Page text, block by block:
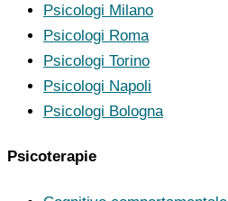
Psicologi Milano
Psicologi Roma
Psicologi Torino
Psicologi Napoli
Psicologi Bologna
Psicoterapie